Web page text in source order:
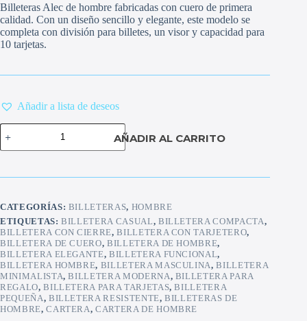
$18,00.
$15,00.
Billeteras Alec de hombre fabricadas con cuero de primera
calidad. Con un diseño sencillo y elegante, este modelo se
completa con división para billetes, un visor y capacidad para
10 tarjetas.
Añadir a lista de deseos
Billetera
alezz
cantidad
AÑADIR AL CARRITO
CATEGORÍAS: BILLETERAS, HOMBRE
ETIQUETAS:BILLETERA CASUAL, BILLETERA COMPACTA,
BILLETERA CON CIERRE,BILLETERA CON TARJETERO,
BILLETERA DE CUERO,BILLETERA DE HOMBRE,
BILLETERA ELEGANTE,BILLETERA FUNCIONAL,
BILLETERA HOMBRE, BILLETERA MASCULINA,BILLETERA
MINIMALISTA,BILLETERA MODERNA, BILLETERA PARA
REGALO,BILLETERA PARA TARJETAS,BILLETERA
PEQUEÑA, BILLETERA RESISTENTE,BILLETERAS DE
HOMBRE,CARTERA,CARTERA DE HOMBRE